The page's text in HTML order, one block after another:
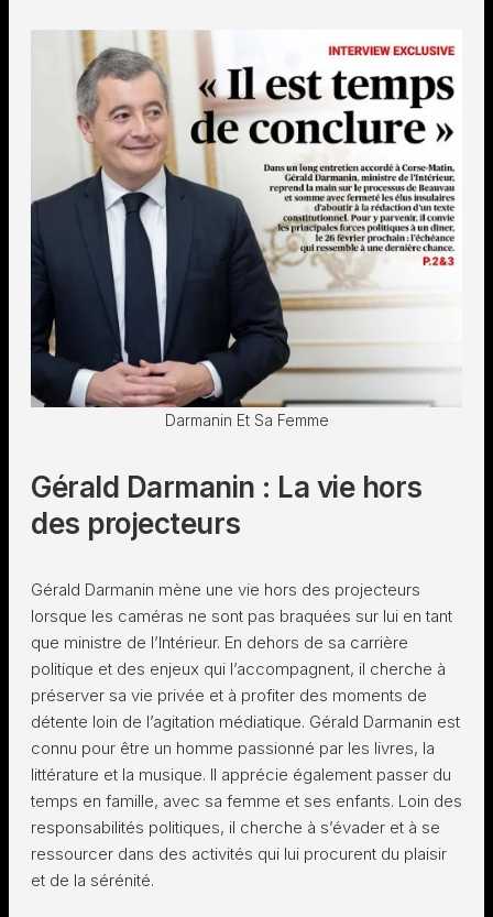
Darmanin Et Sa Femme
Gérald Darmanin : La vie hors
des projecteurs
Gérald Darmanin mène une vie hors des projecteurs
lorsque les caméras ne sont pas braquées sur lui en tant
que ministre de l’Intérieur. En dehors de sa carrière
politique et des enjeux qui l’accompagnent, il cherche à
préserver sa vie privée et à profiter des moments de
détente loin de l’agitation médiatique. Gérald Darmanin est
connu pour être un homme passionné par les livres, la
littérature et la musique. Il apprécie également passer du
temps en famille, avec sa femme et ses enfants. Loin des
responsabilités politiques, il cherche à s’évader et à se
ressourcer dans des activités qui lui procurent du plaisir
et de la sérénité.